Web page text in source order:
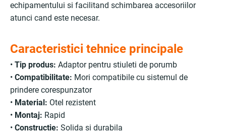
echipamentului si facilitand schimbarea accesoriilor
atunci cand este necesar.
Caracteristici tehnice principale
• Tip produs: Adaptor pentru stiuleti de porumb
• Compatibilitate: Mori compatibile cu sistemul de
prindere corespunzator
• Material: Otel rezistent
• Montaj: Rapid
• Constructie: Solida si durabila